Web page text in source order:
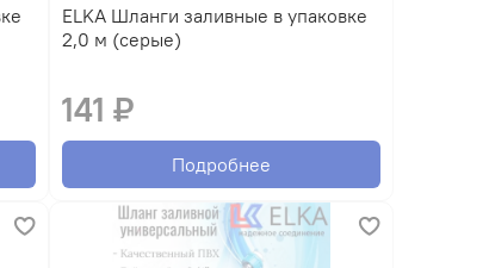
ELKA Шланги заливные в упаковке
2,0 м (серые)
141 ₽
Подробнее